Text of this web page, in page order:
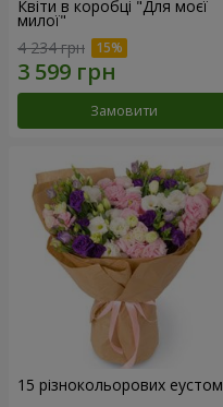
Квіти в коробці "Для моєї
милої"
4 234 грн
Замовити
15 різнокольорових еустом